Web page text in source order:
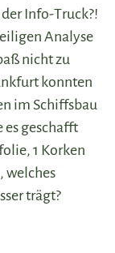
Info-Truck?!
Analyse
nicht zu
konnten
im Schiffsbau
es geschafft
1 Korken
welches
trägt?